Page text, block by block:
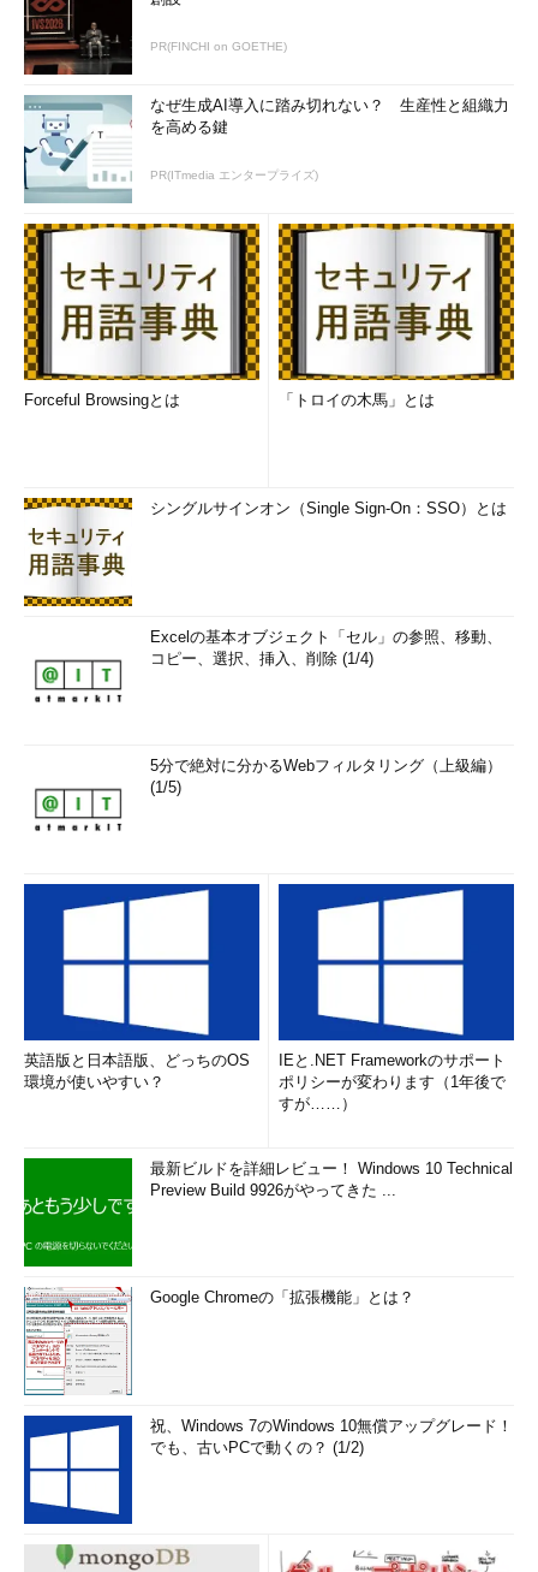
PR(FINCHI on GOETHE)
なぜ生成AI導入に踏み切れない？ 生産性と組織力
を高める鍵
PR(ITmedia エンタープライズ)
Forceful Browsingとは 「トロイの木馬」とは
シングルサインオン（Single Sign-On：SSO）とは
Excelの基本オブジェクト「セル」の参照、移動、
コピー、選択、挿入、削除 (1/4)
5分で絶対に分かるWebフィルタリング（上級編）
(1/5)
英語版と日本語版、どっちのOS
環境が使いやすい？
IEと.NET Frameworkのサポート
ポリシーが変わります（1年後で
すが……）
最新ビルドを詳細レビュー！ Windows 10 Technical
Preview Build 9926がやってきた ...
Google Chromeの「拡張機能」とは？
祝、Windows 7のWindows 10無償アップグレード！
でも、古いPCで動くの？ (1/2)